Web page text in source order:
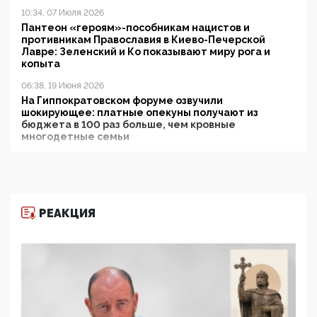
10:34, 07 Июля 2026
Пантеон «героям»-пособникам нацистов и
противникам Православия в Киево-Печерской
Лавре: Зеленский и Ко показывают миру рога и
копыта
06:38, 19 Июня 2026
На Гиппократовском форуме озвучили
шокирующее: платные опекуны получают из
бюджета в 100 раз больше, чем кровные
многодетные семьи
11:53, 09 Июня 2026
деятельность ИИТО ЮНЕСКО в России, но
цифроглобалисты продолжают определять
повестку в образовании
09:43, 01 Июня 2026
5G за счет здоровья граждан: Минцифры намерено
РЕАКЦИЯ